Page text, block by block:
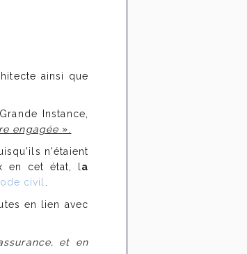
ainsi que
Instance,
engagée ».
n'étaient
en cet état, l a
civil
en lien avec
et en